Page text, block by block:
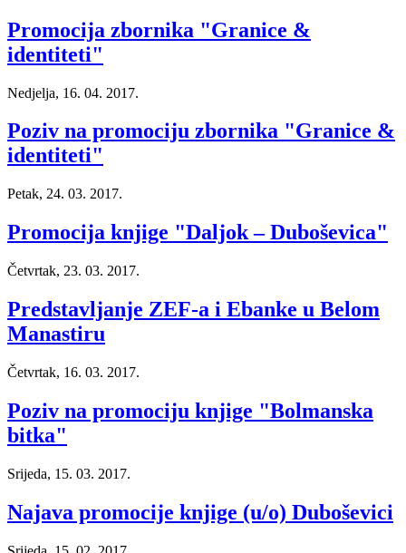
Promocija zbornika "Granice &
identiteti"
Nedjelja, 16. 04. 2017.
Poziv na promociju zbornika "Granice &
identiteti"
Petak, 24. 03. 2017.
Promocija knjige "Daljok – Duboševica"
Četvrtak, 23. 03. 2017.
Predstavljanje ZEF-a i Ebanke u Belom
Manastiru
Četvrtak, 16. 03. 2017.
Poziv na promociju knjige "Bolmanska
bitka"
Srijeda, 15. 03. 2017.
Najava promocije knjige (u/o) Duboševici